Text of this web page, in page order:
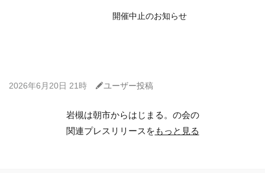
開催中止のお知らせ
2026年6月20日 21時 Cユーザー投稿
岩槻は朝市からはじまる。の会の
関連プレスリリースをもっと見る